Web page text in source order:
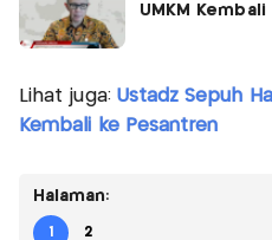
UMKM
Lihat juga: Ustadz Sepuh
Kembali ke Pesantren
Halaman:
1 2